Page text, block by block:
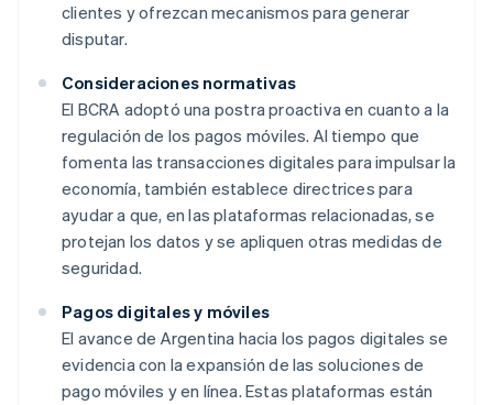
clientes y ofrezcan mecanismos para generar
disputar.
Consideraciones normativas
El BCRA adoptó una postra proactiva en cuanto a la
regulación de los pagos móviles. Al tiempo que
fomenta las transacciones digitales para impulsar la
economía, también establece directrices para
ayudar a que, en las plataformas relacionadas, se
protejan los datos y se apliquen otras medidas de
seguridad.
Pagos digitales y móviles
El avance de Argentina hacia los pagos digitales se
evidencia con la expansión de las soluciones de
pago móviles y en línea. Estas plataformas están